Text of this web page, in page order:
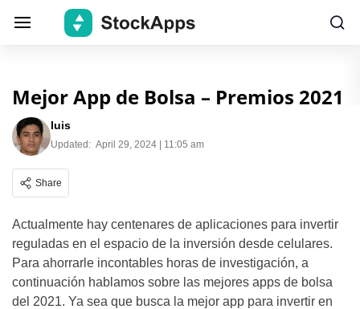
Mejor App de Bolsa – Premios 2021
luis
Updated: April 29, 2024 | 11:05 am
Share
Actualmente hay centenares de aplicaciones para invertir
reguladas en el espacio de la inversión desde celulares.
Para ahorrarle incontables horas de investigación, a
continuación hablamos sobre las mejores apps de bolsa
del 2021. Ya sea que busca la mejor app para invertir en